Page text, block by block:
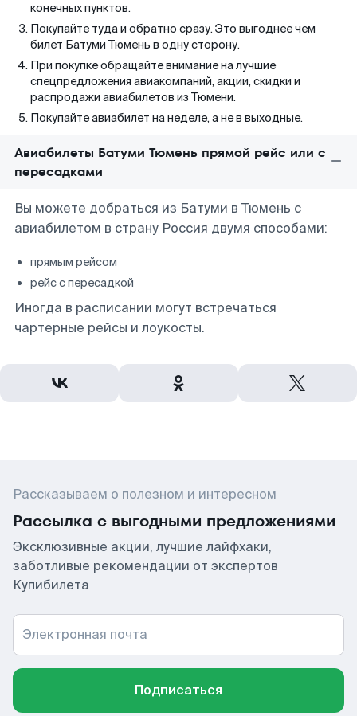
конечных пунктов.
Покупайте туда и обратно сразу. Это выгоднее чем
билет Батуми Тюмень в одну сторону.
При покупке обращайте внимание на лучшие
спецпредложения авиакомпаний, акции, скидки и
распродажи авиабилетов из Тюмени.
Покупайте авиабилет на неделе, а не в выходные.
Авиабилеты Батуми Тюмень прямой рейс или с
пересадками
Вы можете добраться из Батуми в Тюмень с
авиабилетом в страну Россия двумя способами:
прямым рейсом
рейс с пересадкой
Иногда в расписании могут встречаться
чартерные рейсы и лоукосты.
Рассказываем о полезном и интересном
Рассылка с выгодными предложениями
Эксклюзивные акции, лучшие лайфхаки,
заботливые рекомендации от экспертов
Купибилета
Электронная почта
Подписаться